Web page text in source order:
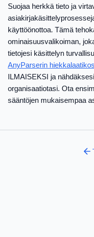
Suojaa herkkä tieto ja
käyttöönottoa. Tämä
ominaisuusvalikoiman,
tietojesi käsittelyn
AnyParserin
ILMAISEKSI ja
organisaatiotasi. Ota
sääntöjen mukaisempaa